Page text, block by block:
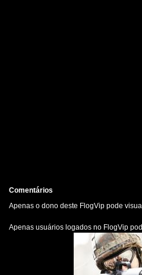
Comentários
Apenas o dono deste FlogVip pode
Apenas usuários logados no FlogVip